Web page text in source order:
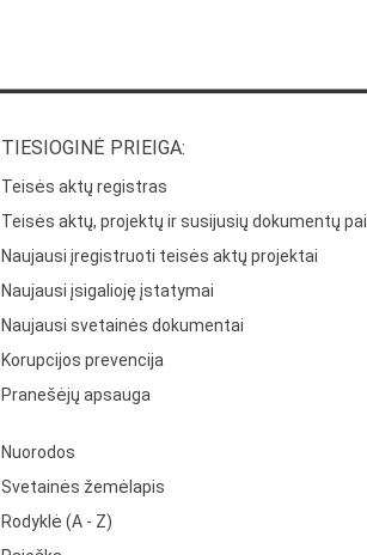
TIESIOGINĖ PRIEIGA:
Teisės aktų registras
Teisės aktų, projektų ir susijusių dokumentų
Naujausi įregistruoti teisės aktų projektai
Naujausi įsigalioję įstatymai
Naujausi svetainės dokumentai
Korupcijos prevencija
Pranešėjų apsauga
Nuorodos
Svetainės žemėlapis
Rodyklė (A - Z)